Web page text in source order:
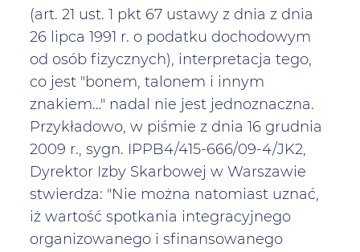
(art. 21 ust. 1 pkt 67 ustawy z dnia z dnia
26 lipca 1991 r. o podatku dochodowym
od osób fizycznych), interpretacja tego,
co jest "bonem, talonem i innym
znakiem…" nadal nie jest jednoznaczna.
Przykładowo, w piśmie z dnia 16 grudnia
2009 r., sygn. IPPB4/415-666/09-4/JK2,
Dyrektor Izby Skarbowej w Warszawie
stwierdza: "Nie można natomiast uznać,
iż wartość spotkania integracyjnego
organizowanego i sfinansowanego